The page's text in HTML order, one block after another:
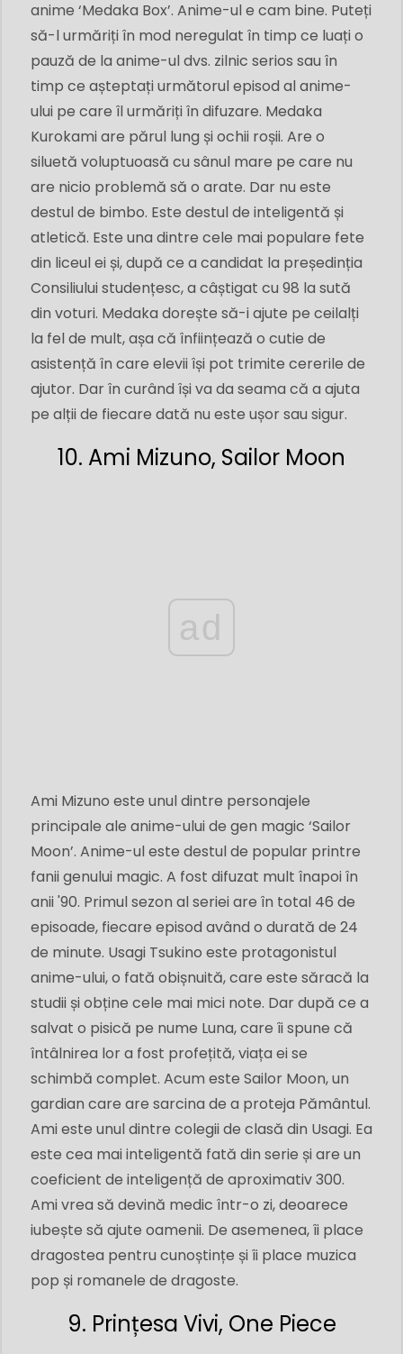
anime ‘Medaka Box’. Anime-ul e cam bine. Puteți
să-l urmăriți în mod neregulat în timp ce luați o
pauză de la anime-ul dvs. zilnic serios sau în
timp ce așteptați următorul episod al anime-
ului pe care îl urmăriți în difuzare. Medaka
Kurokami are părul lung și ochii roșii. Are o
siluetă voluptuoasă cu sânul mare pe care nu
are nicio problemă să o arate. Dar nu este
destul de bimbo. Este destul de inteligentă și
atletică. Este una dintre cele mai populare fete
din liceul ei și, după ce a candidat la președinția
Consiliului studențesc, a câștigat cu 98 la sută
din voturi. Medaka dorește să-i ajute pe ceilalți
la fel de mult, așa că înființează o cutie de
asistență în care elevii își pot trimite cererile de
ajutor. Dar în curând își va da seama că a ajuta
pe alții de fiecare dată nu este ușor sau sigur.
10. Ami Mizuno, Sailor Moon
ad
Ami Mizuno este unul dintre personajele
principale ale anime-ului de gen magic ‘Sailor
Moon’. Anime-ul este destul de popular printre
fanii genului magic. A fost difuzat mult înapoi în
anii '90. Primul sezon al seriei are în total 46 de
episoade, fiecare episod având o durată de 24
de minute. Usagi Tsukino este protagonistul
anime-ului, o fată obișnuită, care este săracă la
studii și obține cele mai mici note. Dar după ce a
salvat o pisică pe nume Luna, care îi spune că
întâlnirea lor a fost profețită, viața ei se
schimbă complet. Acum este Sailor Moon, un
gardian care are sarcina de a proteja Pământul.
Ami este unul dintre colegii de clasă din Usagi. Ea
este cea mai inteligentă fată din serie și are un
coeficient de inteligență de aproximativ 300.
Ami vrea să devină medic într-o zi, deoarece
iubește să ajute oamenii. De asemenea, îi place
dragostea pentru cunoștințe și îi place muzica
pop și romanele de dragoste.
9. Prințesa Vivi, One Piece